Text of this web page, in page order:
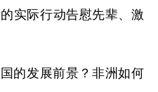
实际行动告慰先辈、激
的发展前景？非洲如何